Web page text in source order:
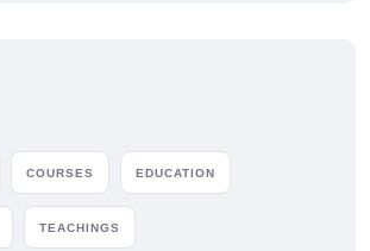
COURSES EDUCATION
TEACHINGS